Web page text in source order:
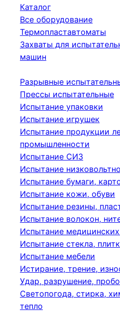
Каталог
Все оборудование
Термопластавтоматы
Захваты для
машин
Разрывные
Прессы испытательные
Испытание упаковки
Испытание игрушек
Испытание продукции
промышленности
Испытание СИЗ
Испытание
Испытание бумаги,
Испытание кожи, обуви
Испытание резины,
Испытание волокон,
Испытание
Испытание стекла,
Испытание мебели
Истирание, трение,
Удар, разрушение,
Светопогода, стирка,
тепло